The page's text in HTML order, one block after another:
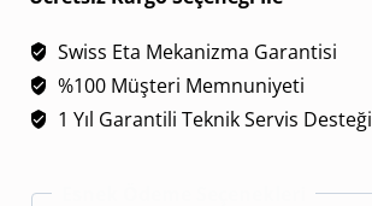
Oak
26522CE.OO.1225CE.01
Siyah
Swiss Eta Mekanizma Garantisi
%100 Müşteri Memnuniyeti
1 Yıl Garantili Teknik Servis Desteği